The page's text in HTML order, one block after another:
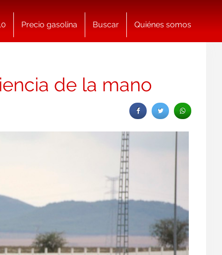
Precio gasolina Buscar Quiénes somos
de la mano